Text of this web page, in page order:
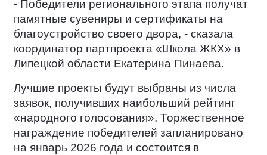
- Победители регионального этапа получат
памятные сувениры и сертификаты на
благоустройство своего двора, - сказала
координатор партпроекта «Школа ЖКХ» в
Липецкой области Екатерина Пинаева.
Лучшие проекты будут выбраны из числа
заявок, получивших наибольший рейтинг
«народного голосования». Торжественное
награждение победителей запланировано
на январь 2026 года и состоится в